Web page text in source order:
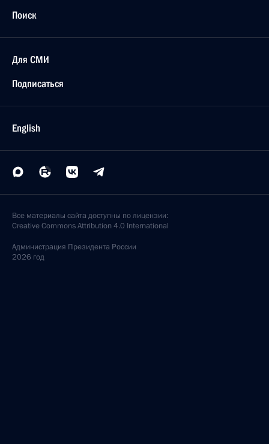
Поиск
Для СМИ
Подписаться
English
Все материалы сайта доступны по лицензии:
Creative Commons Attribution 4.0 International
Администрация Президента России
2026 год